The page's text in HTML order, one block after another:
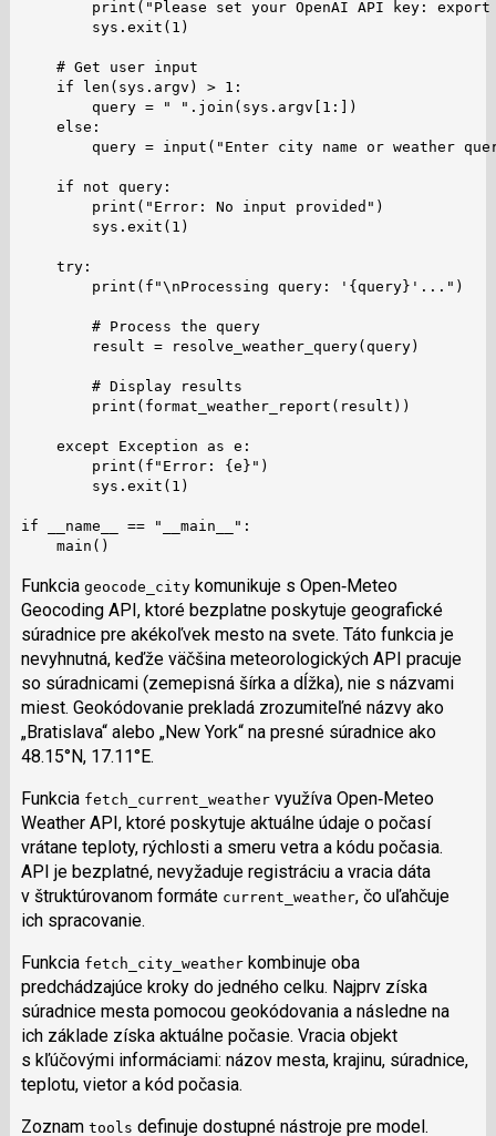
print("Please set your OpenAI API key:
        sys.exit(1)
    # Get user input
    if len(sys.argv) > 1:
        query = " ".join(sys.argv[1:])
    else:
query = input("Enter city name or weather
    if not query:
        print("Error: No input provided")
        sys.exit(1)
    try:
        print(f"\nProcessing query: '{query}'...")
        # Process the query
        result = resolve_weather_query(query)
        # Display results
        print(format_weather_report(result))
    except Exception as e:
        print(f"Error: {e}")
        sys.exit(1)
if __name__ == "__main__":
    main()
Funkcia geocode_citykomunikuje s Open‑Meteo
Geocoding API, ktoré bezplatne poskytuje geografické
súradnice pre akékoľvek mesto na svete. Táto funkcia je
nevyhnutná, keďže väčšina meteorologických API pracuje
so súradnicami (zemepisná šírka a dĺžka), nie s názvami
miest. Geokódovanie prekladá zrozumiteľné názvy ako
„Bratislava“ alebo „New York“ na presné súradnice ako
48.15°N, 17.11°E.
Funkcia fetch_current_weathervyužíva Open‑Meteo
Weather API, ktoré poskytuje aktuálne údaje o počasí
vrátane teploty, rýchlosti a smeru vetra a kódu počasia.
API je bezplatné, nevyžaduje registráciu a vracia dáta
v štruktúrovanom formáte current_weather, čo uľahčuje
ich spracovanie.
Funkcia fetch_city_weatherkombinuje oba
predchádzajúce kroky do jedného celku. Najprv získa
súradnice mesta pomocou geokódovania a následne na
ich základe získa aktuálne počasie. Vracia objekt
s kľúčovými informáciami: názov mesta, krajinu, súradnice,
teplotu, vietor a kód počasia.
Zoznam tools definuje dostupné nástroje pre model.